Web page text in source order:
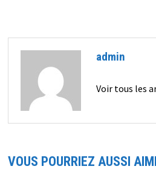
admin
Voir tous les
VOUS POURRIEZ AUSSI